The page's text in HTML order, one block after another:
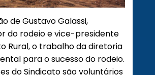
de Gustavo Galassi,
do rodeio e vice-presidente
Rural, o trabalho da diretoria
para o sucesso do rodeio.
do Sindicato são voluntários